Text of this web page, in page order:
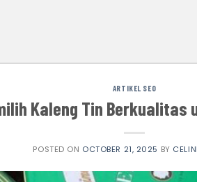
ARTIKEL SEO
Kaleng Tin Berkualitas
POSTED ON OCTOBER 21, 2025 BY